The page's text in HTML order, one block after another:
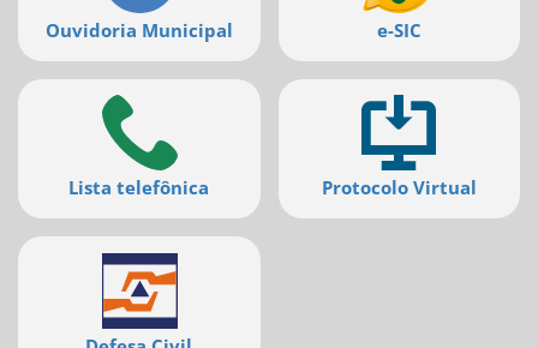
Ouvidoria Municipal e-SIC
Lista telefônica Protocolo Virtual